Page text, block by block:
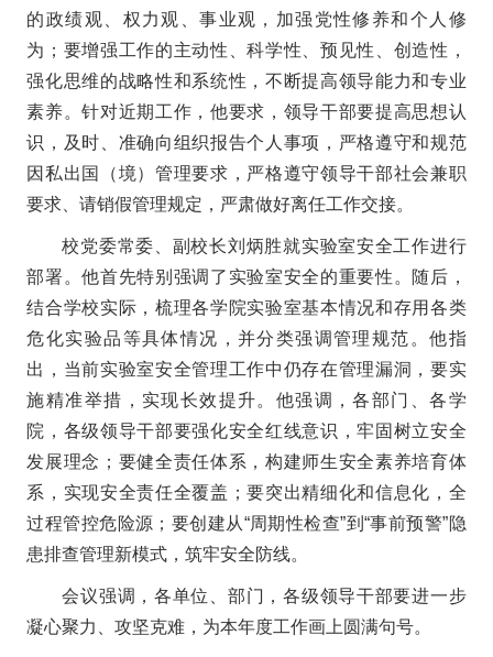
的政绩观、权力观、事业观，加强党性修养和个人修
为；要增强工作的主动性、科学性、预见性、创造性，
强化思维的战略性和系统性，不断提高领导能力和专业
素养。针对近期工作，他要求，领导干部要提高思想认
识，及时、准确向组织报告个人事项，严格遵守和规范
因私出国（境）管理要求，严格遵守领导干部社会兼职
要求、请销假管理规定，严肃做好离任工作交接。
校党委常委、副校长刘炳胜就实验室安全工作进行
部署。他首先特别强调了实验室安全的重要性。随后，
结合学校实际，梳理各学院实验室基本情况和存用各类
危化实验品等具体情况，并分类强调管理规范。他指
出，当前实验室安全管理工作中仍存在管理漏洞，要实
施精准举措，实现长效提升。他强调，各部门、各学
院，各级领导干部要强化安全红线意识，牢固树立安全
发展理念；要健全责任体系，构建师生安全素养培育体
系，实现安全责任全覆盖；要突出精细化和信息化，全
过程管控危险源；要创建从“周期性检查”到“事前预警”隐
患排查管理新模式，筑牢安全防线。
会议强调，各单位、部门，各级领导干部要进一步
凝心聚力、攻坚克难，为本年度工作画上圆满句号。